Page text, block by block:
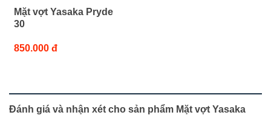
Mặt vợt Yasaka Pryde
30
850.000 đ
Đánh giá và nhận xét cho sản phẩm Mặt vợt Yasaka